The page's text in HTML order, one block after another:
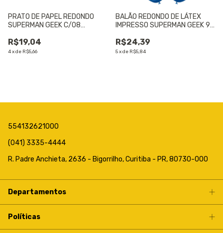
PRATO DE PAPEL REDONDO
SUPERMAN GEEK C/08
R$19,04
4xde R$5,66
BALÃO REDONDO DE LÁTEX
IMPRESSO SUPERMAN GEEK 9"
- 01 UNIDADE
R$24,39
5xde R$5,84
554132621000
(041) 3335-4444
R. Padre Anchieta, 2636 - Bigorrilho, Curitiba - PR, 80730-000
Departamentos
Políticas